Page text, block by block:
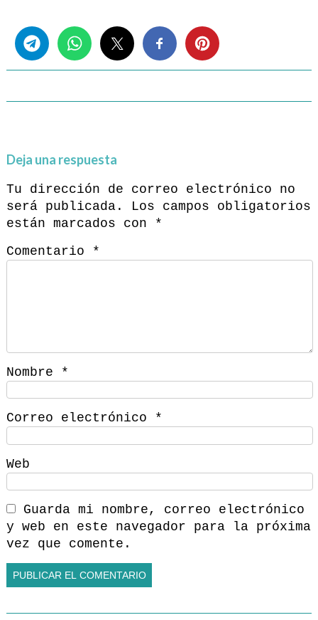
Deja una respuesta
Tu dirección de correo electrónico no
será publicada.
Los campos obligatorios
están marcados con
*
Comentario
*
Nombre *
Correo electrónico *
Web
Guarda mi nombre, correo electrónico
y web en este navegador para la próxima
vez que comente.